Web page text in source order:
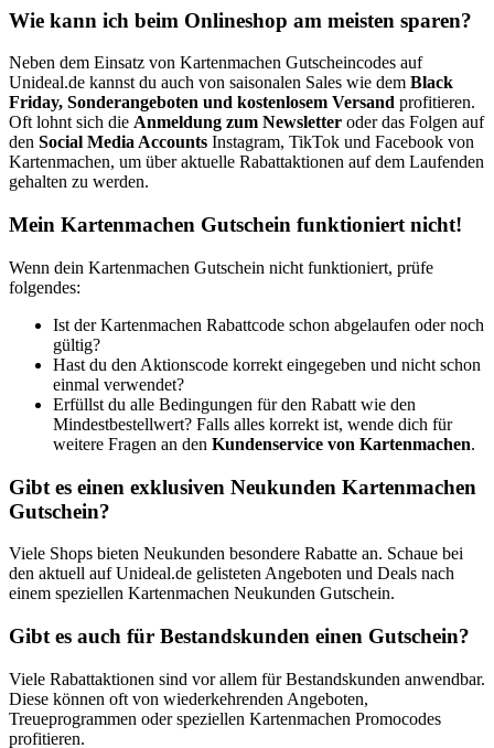
Wie kann ich beim Onlineshop am meisten sparen?
Neben dem Einsatz von Kartenmachen Gutscheincodes auf
Unideal.de kannst du auch von saisonalen Sales wie dem Black
Friday, Sonderangeboten und kostenlosem Versand profitieren.
Oft lohnt sich die Anmeldung zum Newsletter oder das Folgen auf
den Social Media Accounts Instagram, TikTok und Facebook von
Kartenmachen, um über aktuelle Rabattaktionen auf dem Laufenden
gehalten zu werden.
Mein Kartenmachen Gutschein funktioniert nicht!
Wenn dein Kartenmachen Gutschein nicht funktioniert, prüfe
folgendes:
Ist der Kartenmachen Rabattcode schon abgelaufen oder noch
gültig?
Hast du den Aktionscode korrekt eingegeben und nicht schon
einmal verwendet?
Erfüllst du alle Bedingungen für den Rabatt wie den
Mindestbestellwert? Falls alles korrekt ist, wende dich für
weitere Fragen an den Kundenservice von Kartenmachen.
Gibt es einen exklusiven Neukunden Kartenmachen
Gutschein?
Viele Shops bieten Neukunden besondere Rabatte an. Schaue bei
den aktuell auf Unideal.de gelisteten Angeboten und Deals nach
einem speziellen Kartenmachen Neukunden Gutschein.
Gibt es auch für Bestandskunden einen Gutschein?
Viele Rabattaktionen sind vor allem für Bestandskunden anwendbar.
Diese können oft von wiederkehrenden Angeboten,
Treueprogrammen oder speziellen Kartenmachen Promocodes
profitieren.